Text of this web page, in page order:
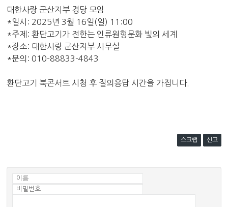
대한사랑 군산지부 경당 모임
*일시: 2025년 3월 16일(일) 11:00
*주제: 환단고기가 전한는 인류원형문화 빛의 세계
*장소: 대한사랑 군산지부 사무실
*문의: 010-88833-4843
환단고기 북콘서트 시청 후 질의응답 시간을 가집니다.
스크랩 신고